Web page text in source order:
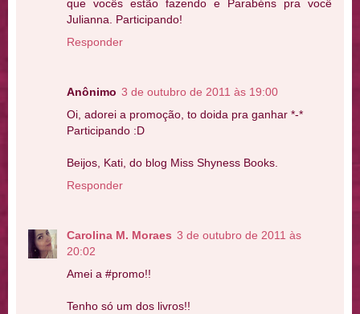
que vocês estão fazendo e Parabéns pra você
Julianna. Participando!
Responder
Anônimo 3 de outubro de 2011 às 19:00
Oi, adorei a promoção, to doida pra ganhar *-*
Participando :D
Beijos, Kati, do blog Miss Shyness Books.
Responder
Carolina M. Moraes 3 de outubro de 2011 às
20:02
Amei a #promo!!
Tenho só um dos livros!!